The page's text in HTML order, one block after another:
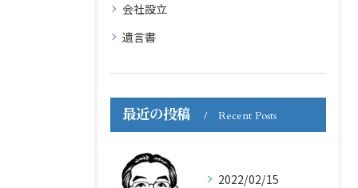
会社設立
遺言書
最近の投稿 Recent Posts
2022/02/15